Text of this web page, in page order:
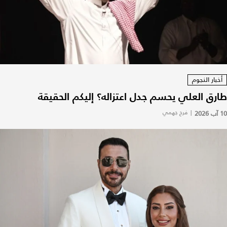
أخبار النجوم
طارق العلي يحسم جدل اعتزاله؟ إليكم الحقيقة
10 آب 2026 | فرح جهمي